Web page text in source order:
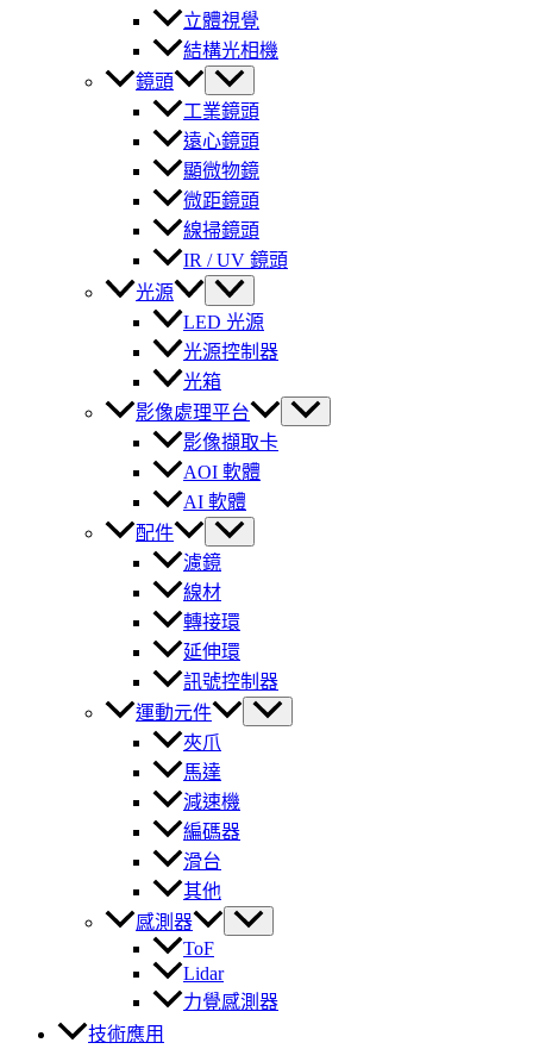
立體視覺
結構光相機
鏡頭
工業鏡頭
遠心鏡頭
顯微物鏡
微距鏡頭
線掃鏡頭
IR / UV 鏡頭
光源
LED 光源
光源控制器
光箱
影像處理平台
影像擷取卡
AOI 軟體
AI 軟體
配件
濾鏡
線材
轉接環
延伸環
訊號控制器
運動元件
夾爪
馬達
減速機
編碼器
滑台
其他
感測器
ToF
Lidar
力覺感測器
技術應用